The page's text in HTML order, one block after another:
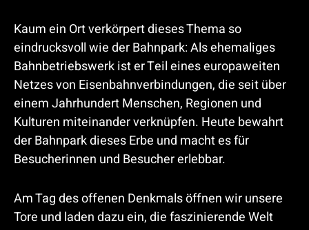
Kaum ein Ort verkörpert dieses Thema so
eindrucksvoll wie der Bahnpark: Als ehemaliges
Bahnbetriebswerk ist er Teil eines europaweiten
Netzes von Eisenbahnverbindungen, die seit über
einem Jahrhundert Menschen, Regionen und
Kulturen miteinander verknüpfen. Heute bewahrt
der Bahnpark dieses Erbe und macht es für
Besucherinnen und Besucher erlebbar.
Am Tag des offenen Denkmals öffnen wir unsere
Tore und laden dazu ein, die faszinierende Welt